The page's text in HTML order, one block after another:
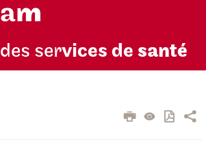
services de santé